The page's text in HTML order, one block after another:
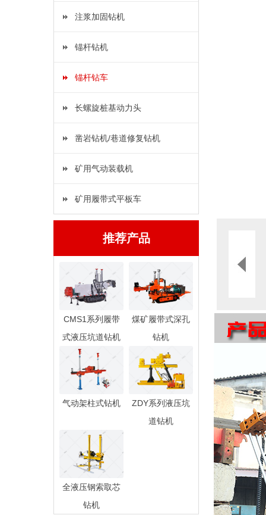
注浆加固钻机
锚杆钻机
锚杆钻车
长螺旋桩基动力头
凿岩钻机/巷道修复钻机
矿用气动装载机
矿用履带式平板车
推荐产品
CMS1系列履带
式液压坑道钻机
煤矿履带式深孔
钻机
气动架柱式钻机
ZDY系列液压坑
道钻机
全液压钢索取芯
钻机